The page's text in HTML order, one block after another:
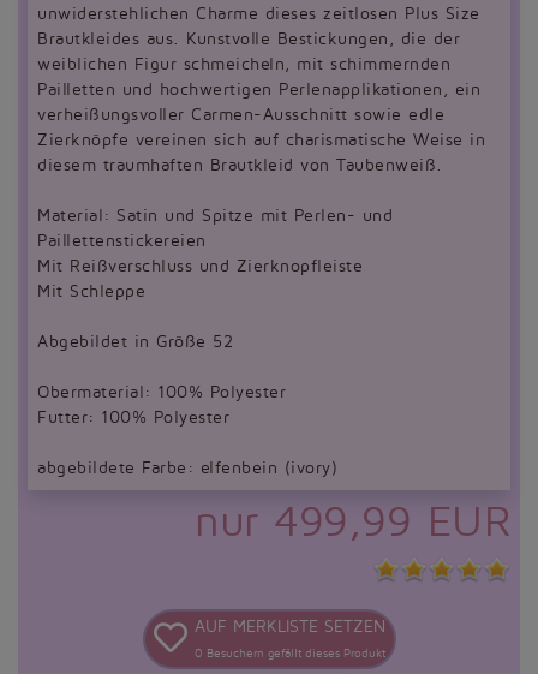
unwiderstehlichen Charme dieses zeitlosen Plus Size
Brautkleides aus. Kunstvolle Bestickungen, die der
weiblichen Figur schmeicheln, mit schimmernden
Pailletten und hochwertigen Perlenapplikationen, ein
verheißungsvoller Carmen-Ausschnitt sowie edle
Zierknöpfe vereinen sich auf charismatische Weise in
diesem traumhaften Brautkleid von Taubenweiß.
Material: Satin und Spitze mit Perlen- und
Paillettenstickereien
Mit Reißverschluss und Zierknopfleiste
Mit Schleppe
Abgebildet in Größe 52
Obermaterial: 100% Polyester
Futter: 100% Polyester
abgebildete Farbe: elfenbein (ivory)
nur 499,99 EUR
AUF MERKLISTE SETZEN
0 Besuchern gefällt dieses Produkt